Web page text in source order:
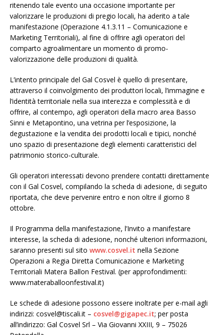
ritenendo tale evento una occasione importante per
valorizzare le produzioni di pregio locali, ha aderito a tale
manifestazione (Operazione 4.1.3.11 – Comunicazione e
Marketing Territoriali), al fine di offrire agli operatori del
comparto agroalimentare un momento di promo-
valorizzazione delle produzioni di qualità.
L’intento principale del Gal Cosvel è quello di presentare,
attraverso il coinvolgimento dei produttori locali, l’immagine e
l’identità territoriale nella sua interezza e complessità e di
offrire, al contempo, agli operatori della macro area Basso
Sinni e Metapontino, una vetrina per l’esposizione, la
degustazione e la vendita dei prodotti locali e tipici, nonché
uno spazio di presentazione degli elementi caratteristici del
patrimonio storico-culturale.
Gli operatori interessati devono prendere contatti direttamente
con il Gal Cosvel, compilando la scheda di adesione, di seguito
riportata, che deve pervenire entro e non oltre il giorno 8
ottobre.
Il Programma della manifestazione, l’Invito a manifestare
interesse, la scheda di adesione, nonché ulteriori informazioni,
saranno presenti sul sito www.cosvel.it nella Sezione
Operazioni a Regia Diretta Comunicazione e Marketing
Territoriali Matera Ballon Festival. (per approfondimenti:
www.materaballoonfestival.it)
Le schede di adesione possono essere inoltrate per e-mail agli
indirizzi: cosvel@tiscali.it – cosvel@gigapec.it; per posta
all’indirizzo: Gal Cosvel Srl – Via Giovanni XXIII, 9 – 75026